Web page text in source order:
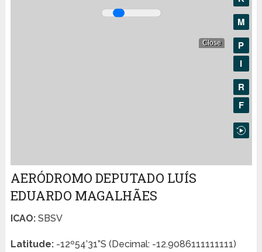
AERÓDROMO DEPUTADO LUÍS
EDUARDO MAGALHÃES
ICAO:SBSV
Latitude:-12º54’31”S (Decimal: -12.9086111111111)